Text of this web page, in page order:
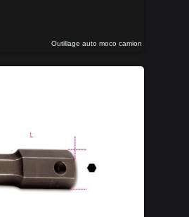
Outillage auto moco camion